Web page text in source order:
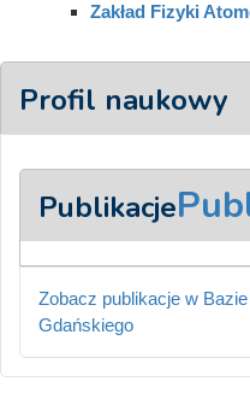
Zakład Fizyki
Profil naukowy
Publikacje
Zobacz publikacje w
Gdańskiego